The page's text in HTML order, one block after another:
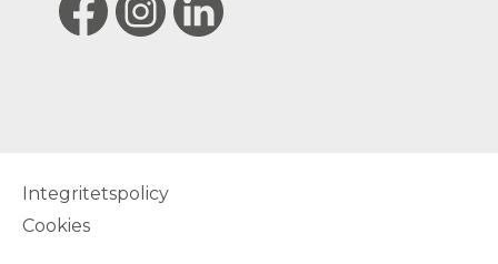
Integritetspolicy
Cookies